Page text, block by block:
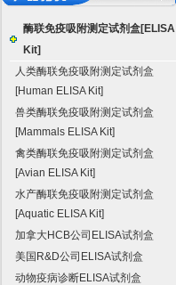
酶联免疫吸附测定试剂盒[ELISA
Kit]
人类酶联免疫吸附测定试剂盒
[Human ELISA Kit]
兽类酶联免疫吸附测定试剂盒
[Mammals ELISA Kit]
禽类酶联免疫吸附测定试剂盒
[Avian ELISA Kit]
水产酶联免疫吸附测定试剂盒
[Aquatic ELISA Kit]
加拿大HCB公司ELISA试剂盒
美国R&D公司ELISA试剂盒
动物疫病诊断ELISA试剂盒